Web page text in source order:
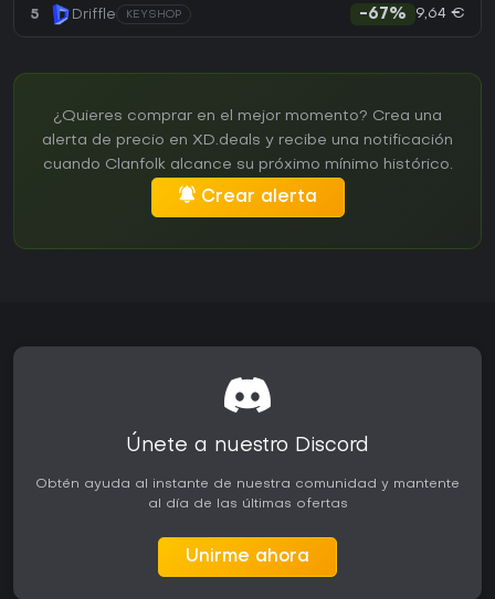
5 Driffle KEYSHOP -67% 9,64 €
¿Quieres comprar en el mejor momento? Crea una
alerta de precio en XD.deals y recibe una notificación
cuando Clanfolk alcance su próximo mínimo histórico.
Crear alerta
Únete a nuestro Discord
Obtén ayuda al instante de nuestra comunidad y mantente
al día de las últimas ofertas
Unirme ahora